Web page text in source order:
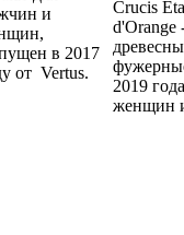
и
в 2017
от Vertus.
Crucis
d'Orange
2019
женщин